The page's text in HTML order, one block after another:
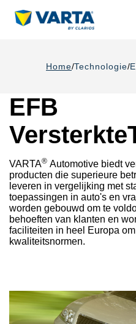
Home Technologie
EFB
VARTA® Automotive biedt
producten die superieure
leveren in vergelijking met
toepassingen in auto's en
worden gebouwd om te
behoeften van klanten en
faciliteiten in heel Europa
kwaliteitsnormen.